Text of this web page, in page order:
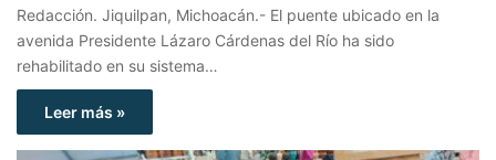
Redacción. Jiquilpan, Michoacán.- El puente ubicado en la
avenida Presidente Lázaro Cárdenas del Río ha sido
rehabilitado en su sistema…
Leer más »